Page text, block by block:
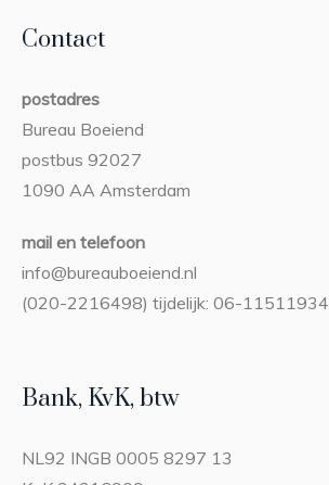
Contact
postadres
Bureau Boeiend
postbus 92027
1090 AA Amsterdam
mail en telefoon
info@bureauboeiend.nl
(020-2216498) tijdelijk: 06-11511934
Bank, KvK, btw
NL92 INGB 0005 8297 13